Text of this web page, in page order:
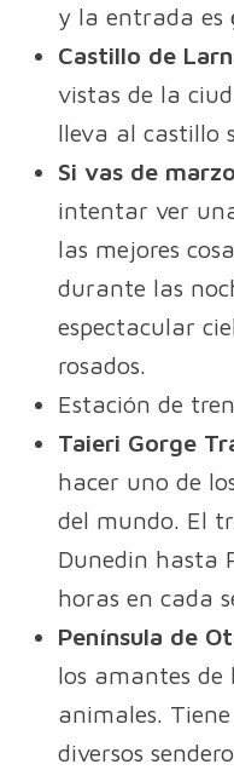
y la entrada es
Castillo de
vistas de la
lleva al castillo
Si vas de
intentar ver
las mejores
durante las
espectacular
rosados.
Estación de
Taieri Gorge
hacer uno de
del mundo. El
Dunedin hasta
horas en cada
Península de
los amantes
animales.
diversos